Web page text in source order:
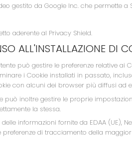
gestito da Google Inc. che permette
aderente al Privacy Shield.
ALL'INSTALLAZIONE DI
può gestire le preferenze relative
i Cookie installati in passato,
con alcuni dei browser più diffusi ad
può inoltre gestire le proprie
la stessa.
informazioni fornite da EDAA (UE),
di tracciamento della